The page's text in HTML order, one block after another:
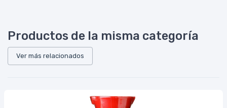
Productos de la misma categoría
Ver más relacionados